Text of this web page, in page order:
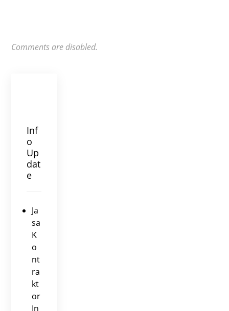
Comments are disabled.
Inf
o
Up
dat
e
Ja
sa
K
o
nt
ra
kt
or
In